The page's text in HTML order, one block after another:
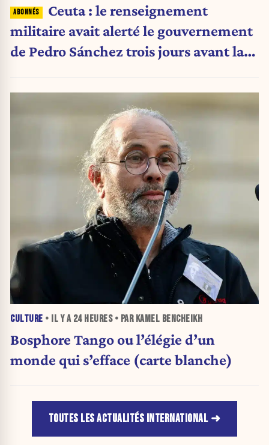
Ceuta : le renseignement
militaire avait alerté le gouvernement
de Pedro Sánchez trois jours avant la
CULTURE • IL Y A 24 HEURES• PAR KAMEL BENCHEIKH
Bosphore Tango ou l’élégie d’un
monde qui s’efface (carte blanche)
TOUTES LES ACTUALITÉS INTERNATIONAL